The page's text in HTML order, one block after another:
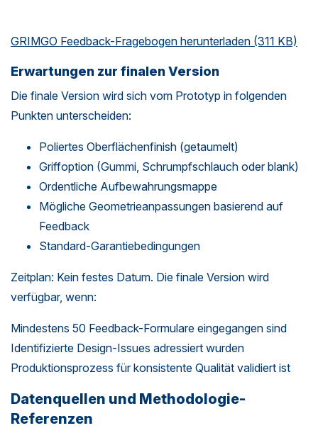
GRIMGO Feedback-Fragebogen herunterladen (311 KB)
Erwartungen zur finalen Version
Die finale Version wird sich vom Prototyp in folgenden
Punkten unterscheiden:
Poliertes Oberflächenfinish (getaumelt)
Griffoption (Gummi, Schrumpfschlauch oder blank)
Ordentliche Aufbewahrungsmappe
Mögliche Geometrieanpassungen basierend auf
Feedback
Standard-Garantiebedingungen
Zeitplan: Kein festes Datum. Die finale Version wird
verfügbar, wenn:
Mindestens 50 Feedback-Formulare eingegangen sind
Identifizierte Design-Issues adressiert wurden
Produktionsprozess für konsistente Qualität validiert ist
Datenquellen und Methodologie-
Referenzen